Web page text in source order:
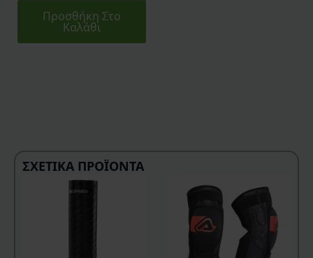
Προσθήκη Στο
Καλάθι
ΣΧΕΤΙΚΆ ΠΡΟΪΌΝΤΑ